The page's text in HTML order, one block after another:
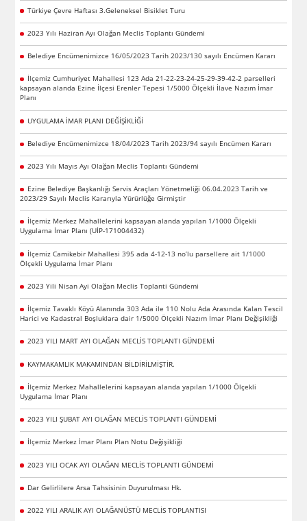
Türkiye Çevre Haftası 3.Geleneksel Bisiklet Turu
2023 Yılı Haziran Ayı Olağan Meclis Toplantı Gündemi
Belediye Encümenimizce 16/05/2023 Tarih 2023/130 sayılı Encümen Kararı
İlçemiz Cumhuriyet Mahallesi 123 Ada 21-22-23-24-25-29-39-42-2 parselleri
kapsayan alanda Ezine İlçesi Erenler Tepesi 1/5000 Ölçekli İlave Nazım İmar
Planı
UYGULAMA İMAR PLANI DEĞİŞİKLİĞİ
Belediye Encümenimizce 18/04/2023 Tarih 2023/94 sayılı Encümen Kararı
2023 Yılı Mayıs Ayı Olağan Meclis Toplantı Gündemi
Ezine Belediye Başkanlığı Servis Araçları Yönetmeliği 06.04.2023 Tarih ve
2023/29 Sayılı Meclis Kararıyla Yürürlüğe Girmiştir
İlçemiz Merkez Mahallelerini kapsayan alanda yapılan 1/1000 Ölçekli
Uygulama İmar Planı (UİP-171004432)
İlçemiz Camikebir Mahallesi 395 ada 4-12-13 no’lu parsellere ait 1/1000
Ölçekli Uygulama İmar Planı
2023 Yili Nisan Ayi Olağan Meclis Toplanti Gündemi
İlçemiz Tavaklı Köyü Alanında 303 Ada ile 110 Nolu Ada Arasında Kalan Tescil
Harici ve Kadastral Boşluklara dair 1/5000 Ölçekli Nazım İmar Planı Değişikliği
2023 YILI MART AYI OLAĞAN MECLİS TOPLANTI GÜNDEMİ
KAYMAKAMLIK MAKAMINDAN BİLDİRİLMİŞTİR.
İlçemiz Merkez Mahallelerini kapsayan alanda yapılan 1/1000 Ölçekli
Uygulama İmar Planı
2023 YILI ŞUBAT AYI OLAĞAN MECLİS TOPLANTI GÜNDEMİ
İlçemiz Merkez İmar Planı Plan Notu Değişikliği
2023 YILI OCAK AYI OLAĞAN MECLİS TOPLANTI GÜNDEMİ
Dar Gelirlilere Arsa Tahsisinin Duyurulması Hk.
2022 YILI ARALIK AYI OLAĞANÜSTÜ MECLİS TOPLANTISI